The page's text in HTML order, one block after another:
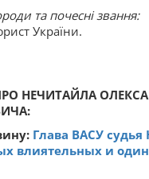
та почесні звання:
України.
НЕЧИТАЙЛА
Глава ВАСУ
влиятельных и